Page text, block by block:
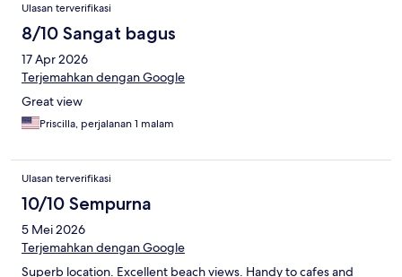
Ulasan terverifikasi
8/10 Sangat bagus
17 Apr 2026
Terjemahkan dengan Google
Great view
Priscilla, perjalanan 1 malam
Ulasan terverifikasi
10/10 Sempurna
5 Mei 2026
Terjemahkan dengan Google
Superb location. Excellent beach views. Handy to cafes and